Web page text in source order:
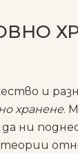
и
хранене.
ни